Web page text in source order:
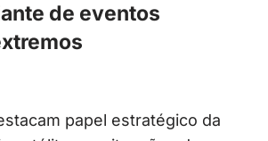
de eventos
papel estratégico da